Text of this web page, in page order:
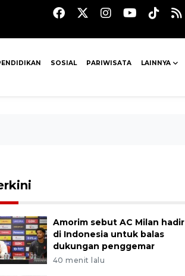
SOSIAL PARIWISATA LAINNYA
Amorim sebut AC Milan hadir
di Indonesia untuk balas
dukungan penggemar
40 menit lalu